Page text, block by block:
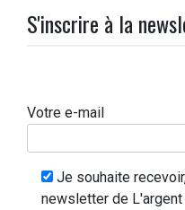
S'inscrire à la
Votre e-mail
Je souhaite
newsletter de L'argent